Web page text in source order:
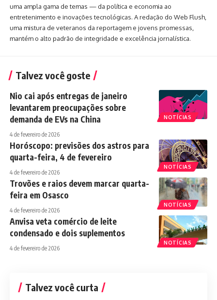
uma ampla gama de temas — da política e economia ao
entretenimento e inovações tecnológicas. A redação do Web Flush,
uma mistura de veteranos da reportagem e jovens promessas,
mantém o alto padrão de integridade e excelência jornalística.
Talvez você goste
NOTÍCIAS
Nio cai após entregas de janeiro
levantarem preocupações sobre
demanda de EVs na China
4 de fevereiro de 2026
NOTÍCIAS
Horóscopo: previsões dos astros para
quarta-feira, 4 de fevereiro
4 de fevereiro de 2026
NOTÍCIAS
Trovões e raios devem marcar quarta-
feira em Osasco
4 de fevereiro de 2026
NOTÍCIAS
Anvisa veta comércio de leite
condensado e dois suplementos
4 de fevereiro de 2026
Talvez você curta